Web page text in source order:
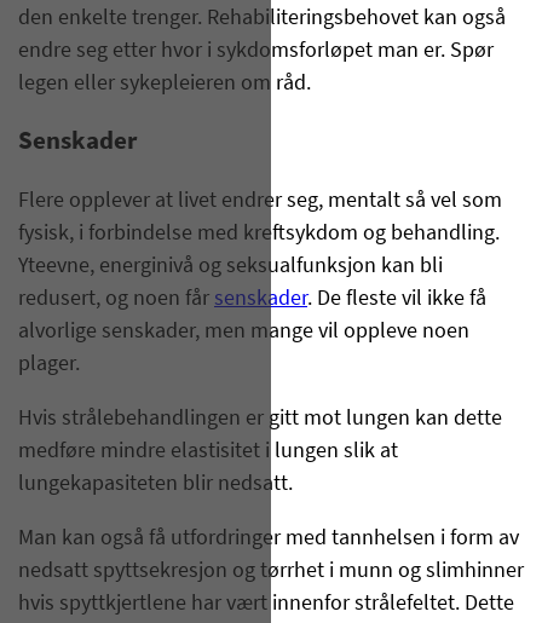
den enkelte trenger. Rehabiliteringsbehovet kan også
endre seg etter hvor i sykdomsforløpet man er. Spør
legen eller sykepleieren om råd.
Senskader
Flere opplever at livet endrer seg, mentalt så vel som
fysisk, i forbindelse med kreftsykdom og behandling.
Yteevne, energinivå og seksualfunksjon kan bli
redusert, og noen får senskader. De fleste vil ikke få
alvorlige senskader, men mange vil oppleve noen
plager.
Hvis strålebehandlingen er gitt mot lungen kan dette
medføre mindre elastisitet i lungen slik at
lungekapasiteten blir nedsatt.
Man kan også få utfordringer med tannhelsen i form av
nedsatt spyttsekresjon og tørrhet i munn og slimhinner
hvis spyttkjertlene har vært innenfor strålefeltet. Dette